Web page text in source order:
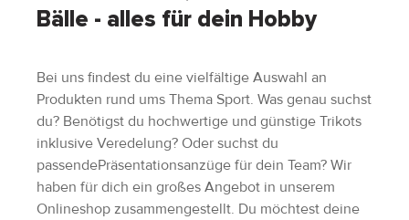
Bälle - alles für dein Hobby
Bei uns findest du eine vielfältige Auswahl an
Produkten rund ums Thema Sport. Was genau suchst
du? Benötigst du hochwertige und günstige Trikots
inklusive Veredelung? Oder suchst du
passendePräsentationsanzüge für dein Team? Wir
haben für dich ein großes Angebot in unserem
Onlineshop zusammengestellt. Du möchtest deine